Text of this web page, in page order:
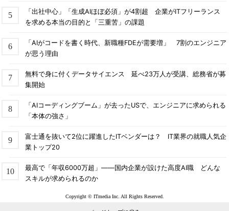
「出社中心」「生成AIほぼ必須」が4割超 企業がITフリーランス
を求める本当の目的と「三重苦」の課題
「AIがコードを書く時代、新職種FDEが需要増」 7割のエンジニア
が思う理由
無料で身に付くデータサイエンス 延べ23万人が受講、総務省が募
集開始
「AIコーディングブーム」が去ったUSで、エンジニアに求められる
「本体の強さ」
富士通を抜いて2位に躍進したITベンダーは？ IT業界の就職人気企
業トップ20
最高で「年収6000万超」――国内企業が設けた高度AI職 どんな
スキルが求められるのか
Copyright © ITmedia Inc. All Rights Reserved.